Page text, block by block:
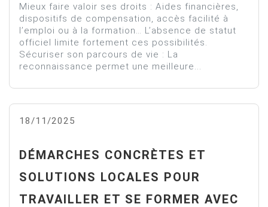
Mieux faire valoir ses droits : Aides financières,
dispositifs de compensation, accès facilité à
l’emploi ou à la formation… L’absence de statut
officiel limite fortement ces possibilités.
Sécuriser son parcours de vie : La
reconnaissance permet une meilleure...
18/11/2025
DÉMARCHES CONCRÈTES ET
SOLUTIONS LOCALES POUR
TRAVAILLER ET SE FORMER AVEC